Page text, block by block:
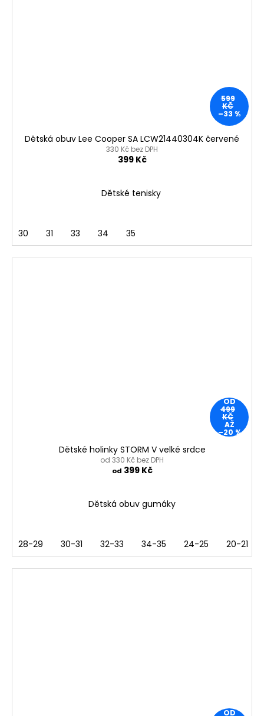
599
KČ
–33 %
Dětská obuv Lee Cooper SA LCW21440304K červené
330 Kč bez DPH
399 Kč
Dětské tenisky
30 31 33 34 35
OD
499
KČ
AŽ
–20 %
Dětské holinky STORM V velké srdce
od 330 Kč bez DPH
od 399 Kč
Dětská obuv gumáky
28-29 30-31 32-33 34-35 24-25 20-21
OD